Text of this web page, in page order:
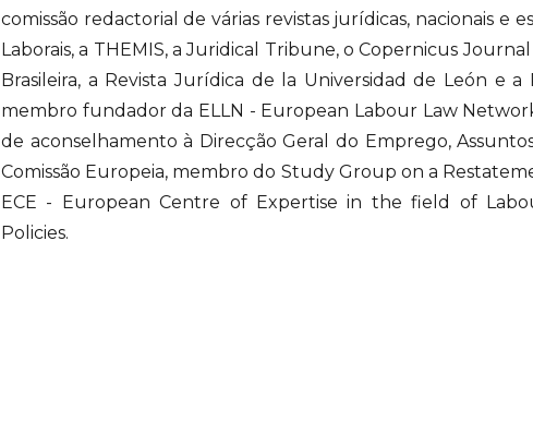
comissão redactorial de várias revistas jurídicas, nacionais e
Laborais, a THEMIS, a Juridical Tribune, o Copernicus
Brasileira, a Revista Jurídica de la Universidad de León e
membro fundador da ELLN - European Labour Law
de aconselhamento à Direcção Geral do Emprego,
Comissão Europeia, membro do Study Group on a
ECE - European Centre of Expertise in the field of
Policies.